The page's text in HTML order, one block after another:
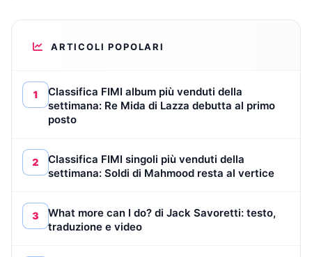
ARTICOLI POPOLARI
1
Classifica FIMI album più venduti della
settimana: Re Mida di Lazza debutta al primo
posto
2
Classifica FIMI singoli più venduti della
settimana: Soldi di Mahmood resta al vertice
3
What more can I do? di Jack Savoretti: testo,
traduzione e video